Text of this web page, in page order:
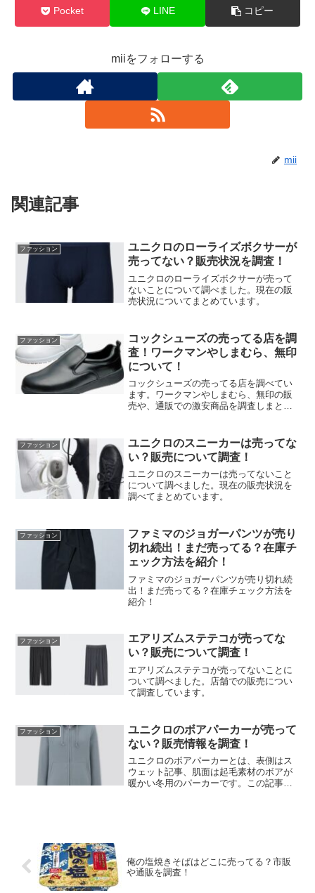
Pocket LINE コピー
miiをフォローする
mii
関連記事
ファッション
ユニクロのローライズボクサーが
売ってない？販売状況を調査！
ユニクロのローライズボクサーが売って
ないことについて調べました。現在の販
売状況についてまとめています。
ファッション
コックシューズの売ってる店を調
査！ワークマンやしまむら、無印
について！
コックシューズの売ってる店を調べてい
ます。ワークマンやしまむら、無印の販
売や、通販での激安商品を調査しまとめ
ファッション
ユニクロのスニーカーは売ってな
い？販売について調査！
ユニクロのスニーカーは売ってないこと
について調べました。現在の販売状況を
調べてまとめています。
ファッション
ファミマのジョガーパンツが売り
切れ続出！まだ売ってる？在庫チ
ェック方法を紹介！
ファミマのジョガーパンツが売り切れ続
出！まだ売ってる？在庫チェック方法を
紹介！
ファッション
エアリズムステテコが売ってな
い？販売について調査！
エアリズムステテコが売ってないことに
ついて調べました。店舗での販売につい
て調査しています。
ファッション
ユニクロのボアパーカーが売って
ない？販売情報を調査！
ユニクロのボアパーカーとは、表側はス
ウェット記事、肌面は起毛素材のボアが
暖かい冬用のパーカーです。この記事で
俺の塩焼きそばはどこに売ってる？市販
や通販を調査！